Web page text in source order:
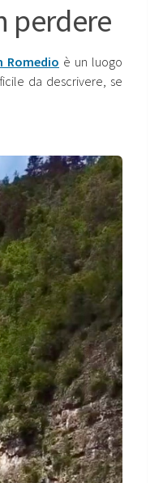
perdere
Romedio è un luogo
da descrivere, se